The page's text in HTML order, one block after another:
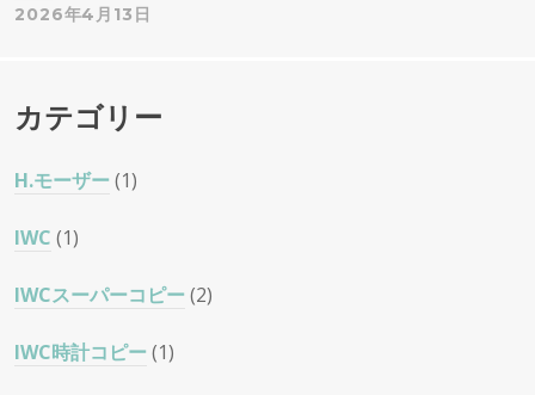
2026年4月13日
カテゴリー
H.モーザー(1)
IWC (1)
IWCスーパーコピー(2)
IWC時計コピー(1)